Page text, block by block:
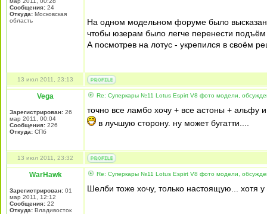
Сообщения: 24
Откуда: Московская
область
На одном модельном форуме было
чтобы юзерам было легче перенести
А посмотрев на лотус - укрепился в своём
13 июл 2011, 23:13
Vega
Зарегистрирован: 26
мар 2011, 00:04
Сообщения: 226
Откуда: СПб
Re: Суперкары №11 Lotus Espirt V8 фото модели,
точно все ламбо хочу + все астоны + альфу
в лучшую сторону. ну может бугатти....
13 июл 2011, 23:32
WarHawk
Зарегистрирован: 01
мар 2011, 12:12
Сообщения: 22
Откуда: Владивосток
Re: Суперкары №11 Lotus Espirt V8 фото модели,
Шелби тоже хочу, только настоящую... хотя